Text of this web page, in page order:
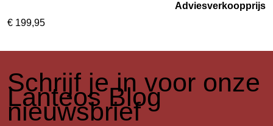
Adviesverkoopprijs
€ 199,95
​Schrijf je in voor onze
Lanteos Blog
nieuwsbrief